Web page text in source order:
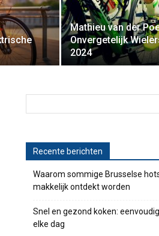
Mathieu van der
Onvergetelijk
2024
Recente berichten
Waarom sommige Brusselse
makkelijk ontdekt worden
Snel en gezond koken:
elke dag